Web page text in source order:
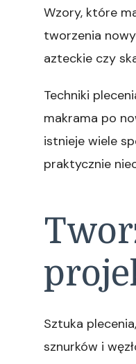
Wzory, które
tworzenia
azteckie czy
Techniki
makrama po
istnieje wiele
praktycznie
Sztuka
sznurków i